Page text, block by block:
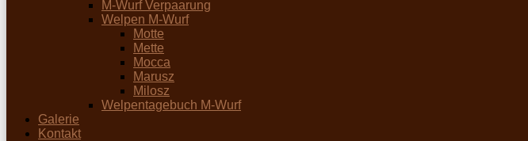
M-Wurf Verpaarung
Welpen M-Wurf
Motte
Mette
Mocca
Marusz
Milosz
Welpentagebuch M-Wurf
Galerie
Kontakt